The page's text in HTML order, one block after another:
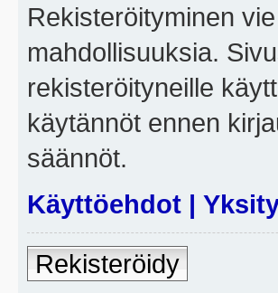
Rekisteröityminen
mahdollisuuksia.
rekisteröityneille
käytännöt ennen
säännöt.
Käyttöehdot |
Rekisteröidy